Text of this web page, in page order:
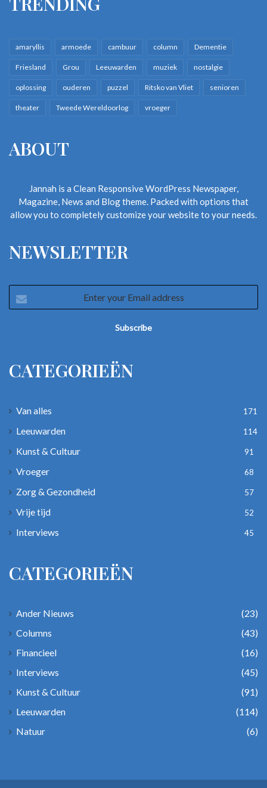
amaryllis armoede cambuur column Dementie
Friesland Grou Leeuwarden muziek nostalgie
oplossing ouderen puzzel Ritsko van Vliet senioren
theater Tweede Wereldoorlog vroeger
ABOUT
Jannah is a Clean Responsive WordPress Newspaper,
Magazine, News and Blog theme. Packed with options that
allow you to completely customize your website to your needs.
NEWSLETTER
your
CATEGORIEËN
Van alles 171
Leeuwarden 114
Kunst & Cultuur 91
Vroeger 68
Zorg & Gezondheid 57
Vrije tijd 52
Interviews 45
CATEGORIEËN
Ander Nieuws
(23)
Columns
(43)
Financieel
(16)
Interviews
(45)
Kunst & Cultuur
(91)
Leeuwarden
(114)
Natuur
(6)